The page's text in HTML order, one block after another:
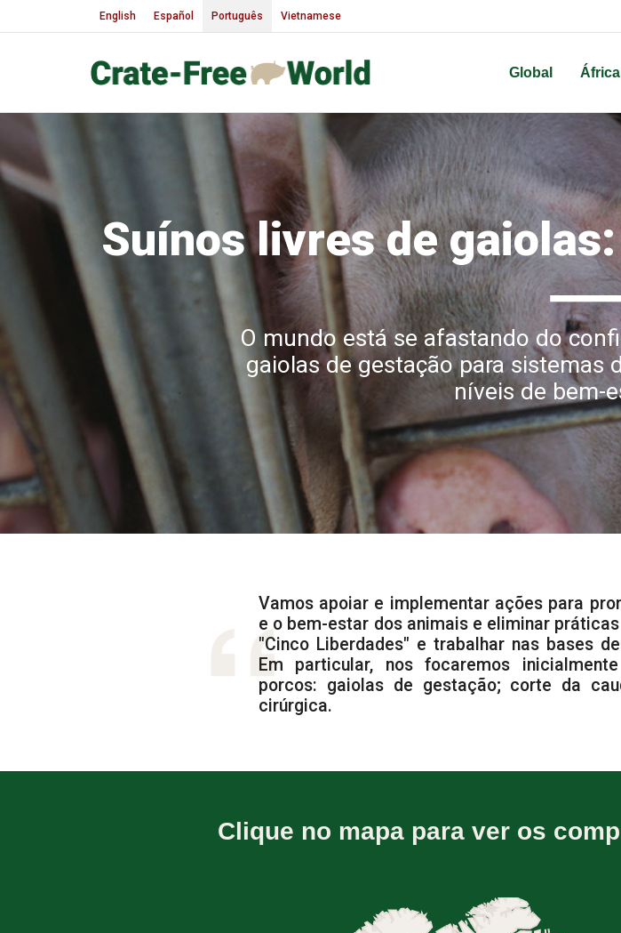
English Español Português Vietnamese
Global África
Suínos livres de
O mundo está se afastando do
gaiolas de gestação para sistemas
níveis de bem-
Vamos apoiar e implementar ações para
e o bem-estar dos animais e eliminar
"Cinco Liberdades" e trabalhar nas bases
Em particular, nos focaremos
porcos: gaiolas de gestação; corte da
cirúrgica.
Clique no mapa para ver os